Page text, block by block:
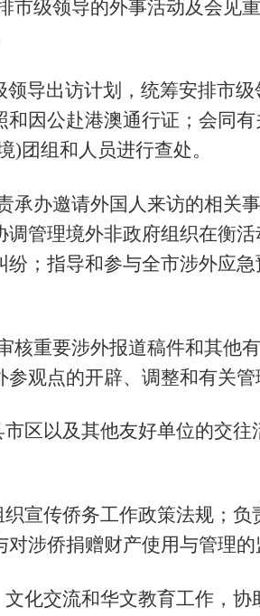
市级领导的外事活动及会见
导出访计划，统筹安排市级
因公赴港澳通行证；会同有
团组和人员进行查处。
承办邀请外国人来访的相关
管理境外非政府组织在衡活
；指导和参与全市涉外应急
核重要涉外报道稿件和其他
观点的开辟、调整和有关管
区以及其他友好单位的交往
宣传侨务工作政策法规；负
涉侨捐赠财产使用与管理的
化交流和华文教育工作，协